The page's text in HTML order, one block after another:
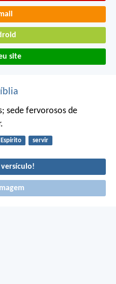
site
sede fervorosos de
Espírito servir